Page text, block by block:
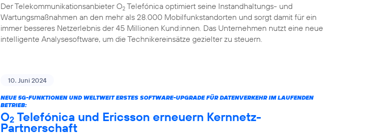
Der Telekommunikationsanbieter O2 Telefónica optimiert seine Instandhaltungs- und
Wartungsmaßnahmen an den mehr als 28.000 Mobilfunkstandorten und sorgt damit für ein
immer besseres Netzerlebnis der 45 Millionen Kund:innen. Das Unternehmen nutzt eine neue
intelligente Analysesoftware, um die Technikereinsätze gezielter zu steuern.
10. Juni 2024
NEUE 5G-FUNKTIONEN UND WELTWEIT ERSTES SOFTWARE-UPGRADE FÜR DATENVERKEHR IM LAUFENDEN
BETRIEB:
O2 Telefónica und Ericsson erneuern Kernnetz-
Partnerschaft